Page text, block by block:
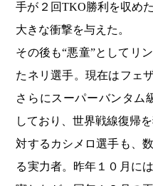
手が２回TKO勝利を収め
大きな衝撃を与えた。
その後も“悪童”としてリ
たネリ選手。現在はフェ
さらにスーパーバンタム
しており、世界戦線復帰
対するカシメロ選手も、
る実力者。昨年１０月に